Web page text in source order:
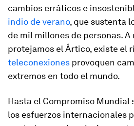
cambios erráticos e
indio de verano, que sustenta
de mil millones de personas. A
protejamos el Ártico, existe el
teleconexiones provoquen
extremos en todo el mundo.
Hasta el Compromiso Mundial
los esfuerzos internacionales